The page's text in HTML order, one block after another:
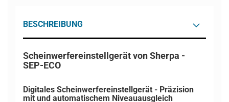
BESCHREIBUNG
Scheinwerfereinstellgerät von Sherpa -
SEP-ECO
Digitales Scheinwerfereinstellgerät - Präzision
mit und automatischem Niveauausgleich